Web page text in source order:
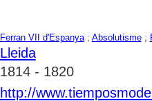
Ferran VII d'Espanya; Absolutisme;
Lleida
1814 - 1820
http://